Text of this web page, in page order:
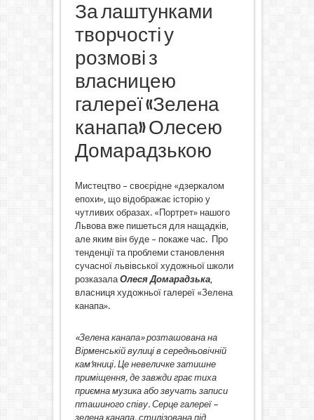
За лаштунками
творчості у
розмові з
власницею
галереї «Зелена
канапа» Олесею
Домарадзькою
Мистецтво – своєрідне «дзеркалом
епохи», що відображає історію у
чутливих образах. «Портрет» нашого
Львова вже пишеться для нащадків,
але яким він буде – покаже час. Про
тенденції та проблеми становлення
сучасної львівської художньої школи
розказалаОлеся Домарадзька,
власниця художньої галереї «Зелена
канапа».
«Зелена канапа» розташована на
Вірменській вулиці в середньовічній
кам’яниці. Це невеличке затишне
приміщення, де завжди грає тиха
приємна музика або звучать записи
пташиного співу. Серце галереї –
зелена канапа, стилізована під